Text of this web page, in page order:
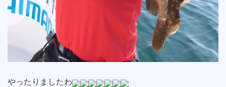
やったりましたわ